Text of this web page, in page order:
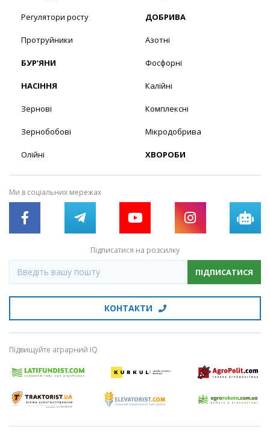
Регулятори росту
Протруйники
БУР’ЯНИ
НАСІННЯ
Зернові
Зернобобові
Олійні
ДОБРИВА
Азотні
Фосфорні
Калійні
Комплексні
Мікродобрива
ХВОРОБИ
Ми в соціальних мережах
Підписатися на розсилку
ПІДПИСАТИСЯ
КОНТАКТИ
Підвищуйте аграрний IQ